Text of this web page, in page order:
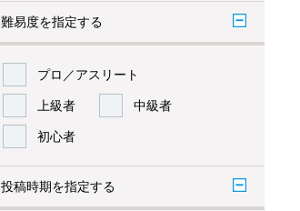
難易度を指定する
プロ／アスリート
上級者 中級者
初心者
投稿時期を指定する